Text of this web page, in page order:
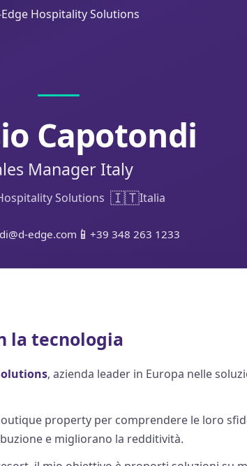
Capotondi
Manager Italy
Solutions 🇮🇹Italia
edge.com 📱 +39 348 263 1233
la tecnologia
, azienda leader in Europa nelle
property per comprendere le loro
e migliorano la redditività.